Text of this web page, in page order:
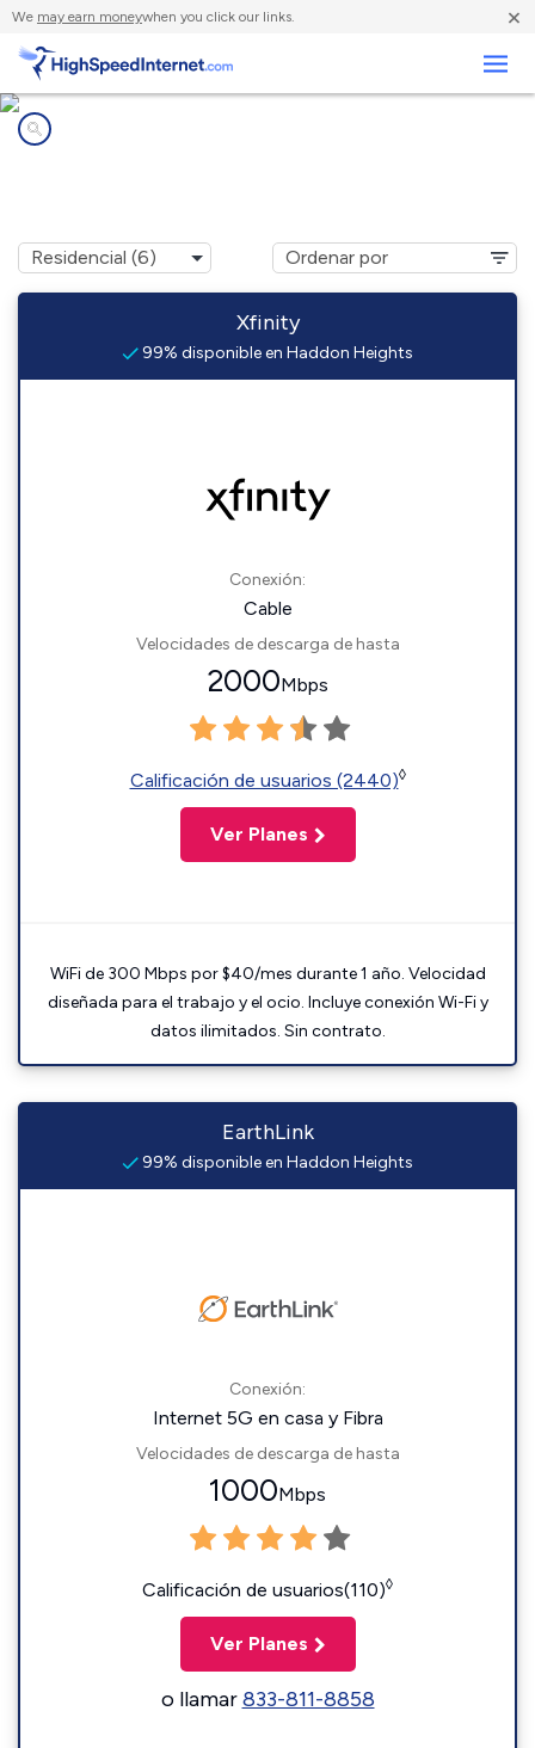
We may earn moneywhen you click our links. ×
Xfinity
99% disponible en Haddon Heights
Conexión:
Cable
Velocidades de descarga de hasta
2000Mbps
Calificación de usuarios (2440)◊
Ver Planes
WiFi de 300 Mbps por $40/mes durante 1 año. Velocidad
diseñada para el trabajo y el ocio. Incluye conexión Wi-Fi y
datos ilimitados. Sin contrato.
EarthLink
99% disponible en Haddon Heights
Conexión:
Internet 5G en casa y Fibra
Velocidades de descarga de hasta
1000Mbps
Calificación de usuarios(110)◊
Ver Planes
o llamar833-811-8858